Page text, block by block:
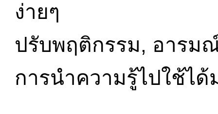
ง่ายๆ
ปรับพฤติกรรม, อารม
การนำความรู้ไปใช้ไ